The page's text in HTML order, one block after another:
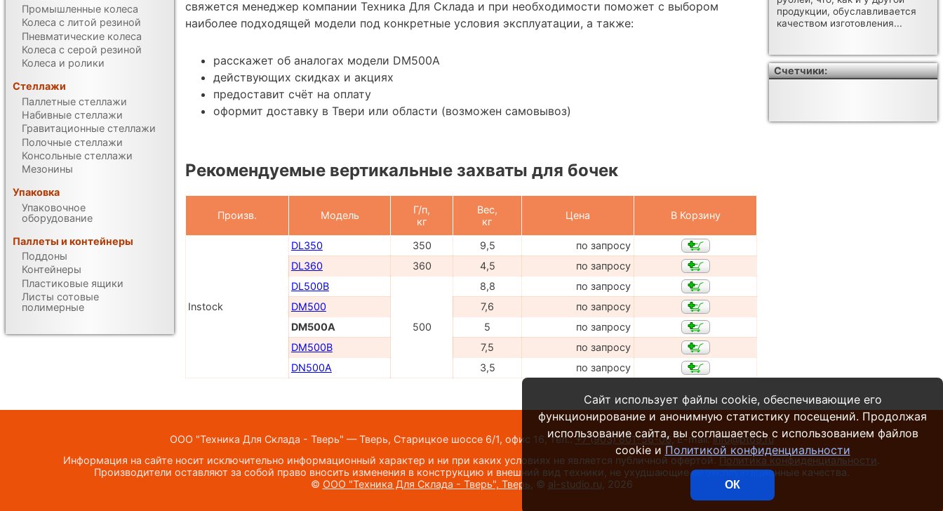
свяжется менеджер компании Техника Для Склада и при необходимости поможет с выбором
наиболее подходящей модели под конкретные условия эксплуатации, а также:
расскажет об аналогах модели DM500A
действующих скидках и акциях
предоставит счёт на оплату
оформит доставку в Твери или области (возможен самовывоз)
Рекомендуемые вертикальные захваты для бочек
Произв. Модель
Г/п,
кг
Вес,
кг
Цена В Корзину
Instock
DL350 350 9,5
по запросу
DL360
360 4,5
по запросу
DL500B
500
8,8
по запросу
DM500
7,6
по запросу
DM500A
5
по запросу
DM500B
7,5
по запросу
DN500A
3,5 по запросу
Промышленные колеса
Колеса с литой резиной
Пневматические колеса
Колеса с серой резиной
Колеса и ролики
Стеллажи
Паллетные стеллажи
Набивные стеллажи
Гравитационные стеллажи
Полочные стеллажи
Консольные стеллажи
Мезонины
Упаковка
Упаковочное
оборудование
Паллеты и контейнеры
Поддоны
Контейнеры
Пластиковые ящики
Листы сотовые
полимерные
продукции, обуславливается
качеством изготовления...
Счетчики:
ООО "Техника Для Склада - Тверь" — Тверь, Старицкое шоссе 6/1, офис 16,тел.:+7 (903) 801-56-06 ,E-mail:info@pt69.ru
Информация на сайте носит исключительно информационный характер и ни при каких условиях не является публичной офертой. Политика конфиденциальности
Производители оставляют за собой право вносить изменения в конструкцию и внешний вид техники, не ухудшающие ее эксплуатационные качества.
© ООО "Техника Для Склада - Тверь", Тверь , © al-studio.ru , 2026
Сайт использует файлы cookie, обеспечивающие его
функционирование и анонимную статистику посещений. Продолжая
использование сайта, вы соглашаетесь с использованием файлов
cookie и Политикой конфиденциальности
ОК